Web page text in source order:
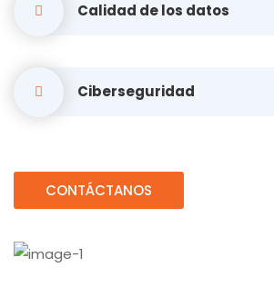
Calidad de los datos
Ciberseguridad
CONTÁCTANOS